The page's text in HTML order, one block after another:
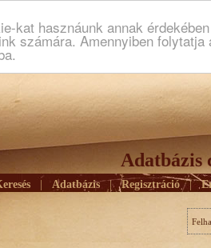
kat hasznáunk annak
számára. Amennyiben
Adatbázis
Adatbázis | Regisztráció |